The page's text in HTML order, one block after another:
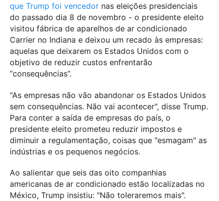
que Trump foi vencedor nas eleições presidenciais
do passado dia 8 de novembro - o presidente eleito
visitou fábrica de aparelhos de ar condicionado
Carrier no Indiana e deixou um recado às empresas:
aquelas que deixarem os Estados Unidos com o
objetivo de reduzir custos enfrentarão
“consequências”.
"As empresas não vão abandonar os Estados Unidos
sem consequências. Não vai acontecer", disse Trump.
Para conter a saída de empresas do país, o
presidente eleito prometeu reduzir impostos e
diminuir a regulamentação, coisas que "esmagam" as
indústrias e os pequenos negócios.
Ao salientar que seis das oito companhias
americanas de ar condicionado estão localizadas no
México, Trump insistiu: "Não toleraremos mais".